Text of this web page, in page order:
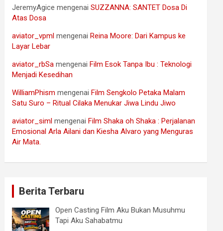
JeremyAgice mengenaiSUZZANNA: SANTET Dosa Di
Atas Dosa
aviator_vpml mengenai Reina Moore: Dari Kampus ke
Layar Lebar
aviator_rbSa mengenai Film Esok Tanpa Ibu : Teknologi
Menjadi Kesedihan
WilliamPhism mengenai Film Sengkolo Petaka Malam
Satu Suro – Ritual Cilaka Menukar Jiwa Lindu Jiwo
aviator_siml mengenai Film Shaka oh Shaka : Perjalanan
Emosional Arla Ailani dan Kiesha Alvaro yang Menguras
Air Mata.
Berita Terbaru
Open Casting Film Aku Bukan Musuhmu
Tapi Aku Sahabatmu